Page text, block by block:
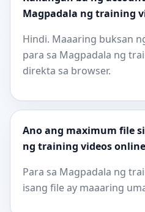
Magpadala ng training
Hindi. Maaaring buksan
para sa Magpadala ng
direkta sa browser.
Ano ang maximum file
ng training videos
Para sa Magpadala ng
isang file ay maaaring